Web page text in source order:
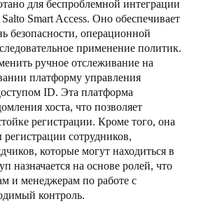
для беспроблемной интеграции
Smart Access. Оно обеспечивает
безопасности, операционной
применение политик.
ручное отслеживание на
платформу управления
ID. Эта платформа
хоста, что позволяет
регистрации. Кроме того, она
сотрудников,
которые могут находиться в
назначается на основе ролей, что
и менеджерам по работе с
контроль.